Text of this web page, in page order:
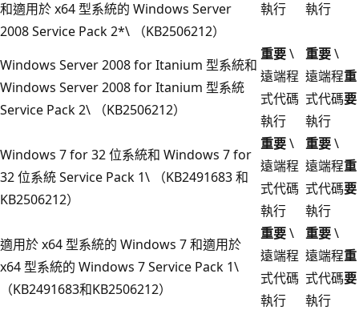
和適用於 x64 型系統的 Windows Server
2008 Service Pack 2*\ （KB2506212）
執行
執行
Windows Server 2008 for Itanium 型系統和
Windows Server 2008 for Itanium 型系統
Service Pack 2\ （KB2506212）
重要\
遠端程
式代碼
執行
重要\
遠端程
式代碼
執行
重
要
Windows 7 for 32 位系統和 Windows 7 for
32 位系統 Service Pack 1\ （KB2491683 和
KB2506212）
重要\
遠端程
式代碼
執行
重要\
遠端程
式代碼
執行
重
要
適用於 x64 型系統的 Windows 7 和適用於
x64 型系統的 Windows 7 Service Pack 1\
（KB2491683和KB2506212）
重要\
遠端程
式代碼
執行
重要\
遠端程
式代碼
執行
重
要